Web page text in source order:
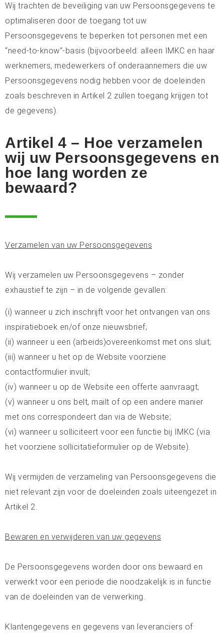
Wij trachten de beveiliging van uw Persoonsgegevens te
optimaliseren door de toegang tot uw
Persoonsgegevens te beperken tot personen met een
“need-to-know”-basis (bijvoorbeeld: alleen IMKC en haar
werknemers, medewerkers of onderaannemers die uw
Persoonsgegevens nodig hebben voor de doeleinden
zoals beschreven in Artikel 2 zullen toegang krijgen tot
de gegevens).
Artikel 4 – Hoe verzamelen
wij uw Persoonsgegevens en
hoe lang worden ze
bewaard?
Verzamelen van uw Persoonsgegevens
Wij verzamelen uw Persoonsgegevens – zonder
exhaustief te zijn – in de volgende gevallen:
(i) wanneer u zich inschrijft voor het ontvangen van ons
inspiratieboek en/of onze nieuwsbrief;
(ii) wanneer u een (arbeids)overeenkomst met ons sluit;
(iii) wanneer u het op de Website voorziene
contactformulier invult;
(iv) wanneer u op de Website een offerte aanvraagt;
(v) wanneer u ons belt, mailt of op een andere manier
met ons correspondeert dan via de Website;
(vi) wanneer u solliciteert voor een functie bij IMKC (via
het voorziene sollicitatieformulier op de Website).
Wij vermijden de verzameling van Persoonsgegevens die
niet relevant zijn voor de doeleinden zoals uiteengezet in
Artikel 2.
Bewaren en verwijderen van uw gegevens
De Persoonsgegevens worden door ons bewaard en
verwerkt voor een periode die noodzakelijk is in functie
van de doeleinden van de verwerking.
Klantengegevens en gegevens van leveranciers of